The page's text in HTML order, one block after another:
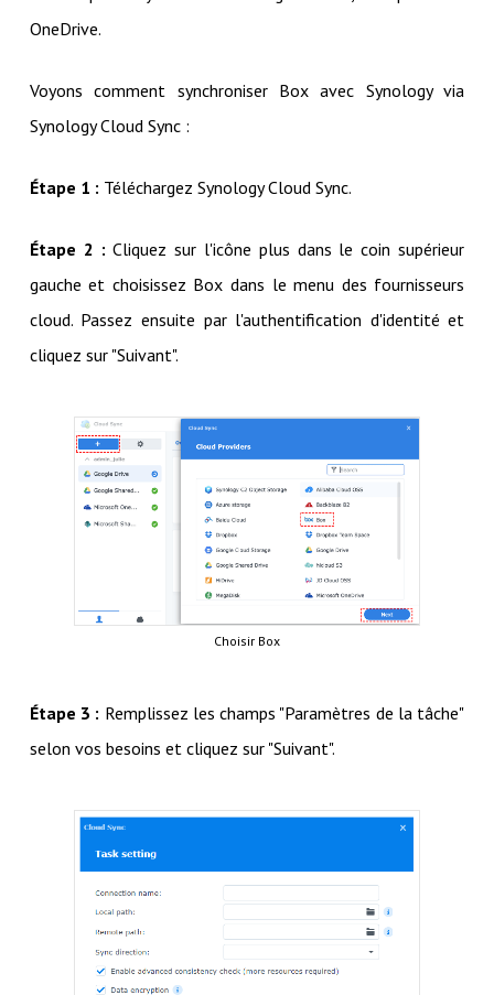
OneDrive.
Voyons comment synchroniser Box avec Synology via
Synology Cloud Sync :
Étape 1 : Téléchargez Synology Cloud Sync.
Étape 2 : Cliquez sur l'icône plus dans le coin supérieur
gauche et choisissez Box dans le menu des fournisseurs
cloud. Passez ensuite par l'authentification d'identité et
cliquez sur "Suivant".
Choisir Box
Étape 3 : Remplissez les champs "Paramètres de la tâche"
selon vos besoins et cliquez sur "Suivant".